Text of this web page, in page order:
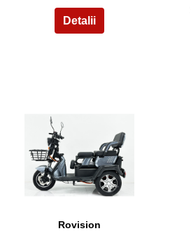
45
Rovision